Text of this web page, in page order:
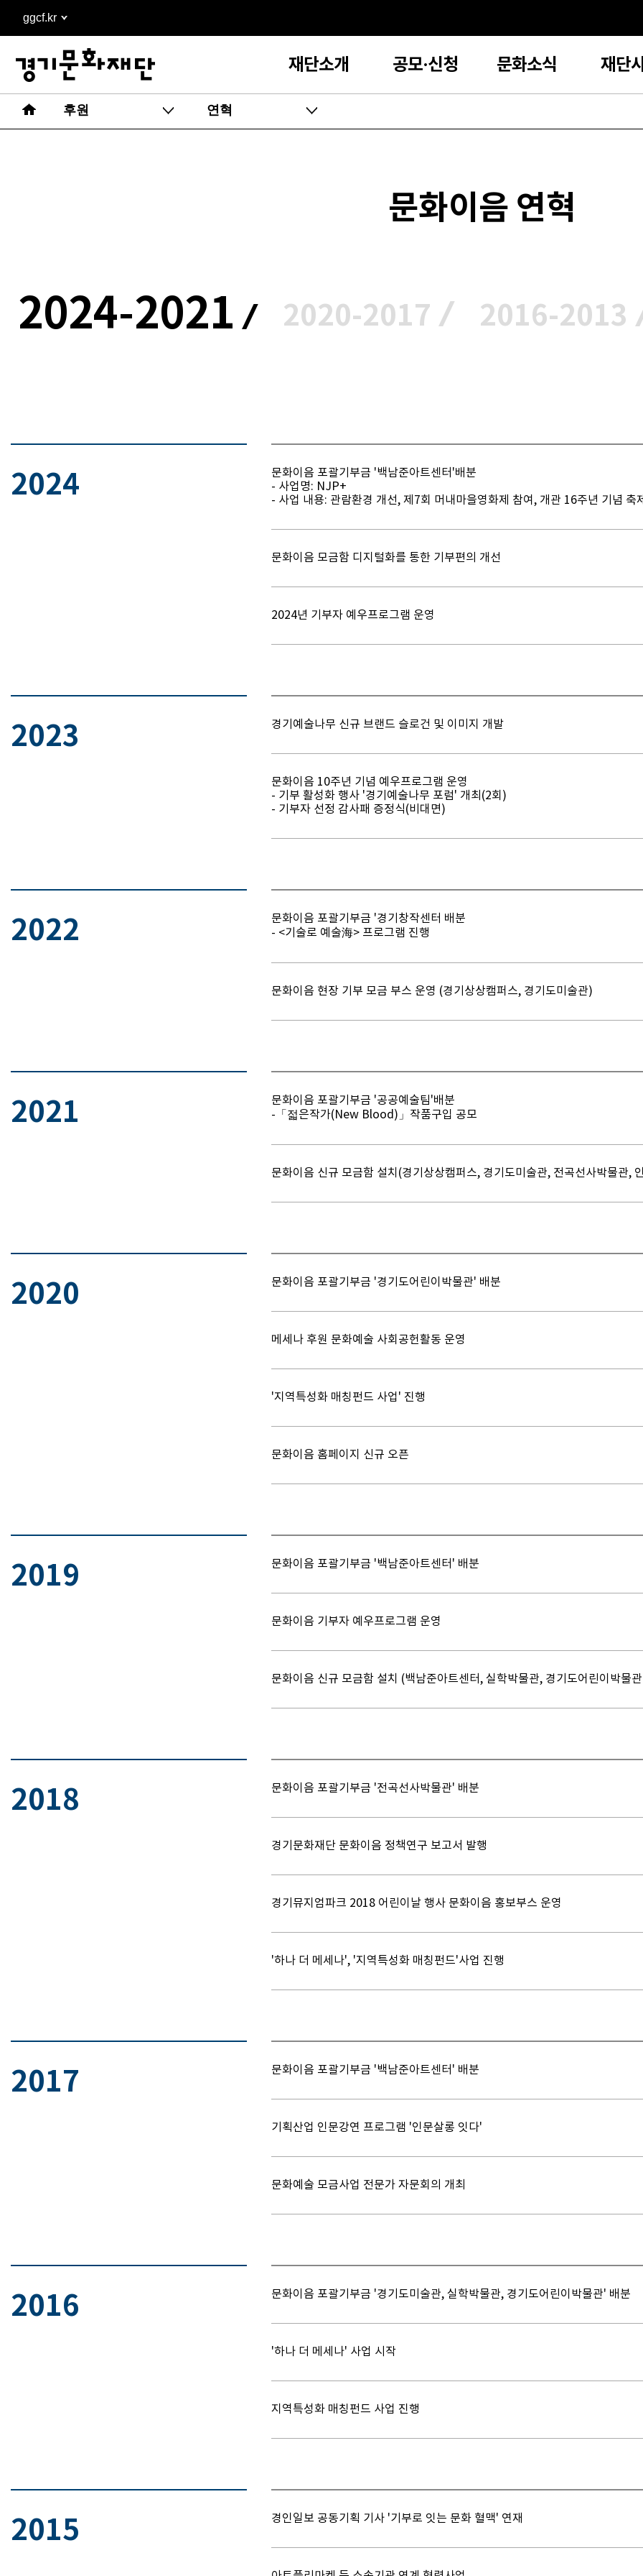
바로가기
ggcf.kr
재단소개 공모·신청 문화소식 재단
후원 연혁
문화이음 연혁
2024-2021 / 2020-2017 / 2016-2013
2024
문화이음 포괄기부금 '백남준아트센터'배분
- 사업명: NJP+
- 사업 내용: 관람환경 개선, 제7회 머내마을영화제 참여, 개관 16주년 기념 축
문화이음 모금함 디지털화를 통한 기부편의 개선
2024년 기부자 예우프로그램 운영
2023 경기예술나무 신규 브랜드 슬로건 및 이미지 개발
문화이음 10주년 기념 예우프로그램 운영
- 기부 활성화 행사 '경기예술나무 포럼' 개최(2회)
- 기부자 선정 감사패 증정식(비대면)
2022
문화이음 포괄기부금 '경기창작센터 배분
- <기술로 예술海> 프로그램 진행
문화이음 현장 기부 모금 부스 운영 (경기상상캠퍼스, 경기도미술관)
2021
문화이음 포괄기부금 '공공예술팀'배분
-「젋은작가(New Blood)」작품구입 공모
문화이음 신규 모금함 설치(경기상상캠퍼스, 경기도미술관, 전곡선사박물관,
2020 문화이음 포괄기부금 '경기도어린이박물관' 배분
메세나 후원 문화예술 사회공헌활동 운영
'지역특성화 매칭펀드 사업' 진행
문화이음 홈페이지 신규 오픈
2019 문화이음 포괄기부금 '백남준아트센터' 배분
문화이음 기부자 예우프로그램 운영
문화이음 신규 모금함 설치 (백남준아트센터, 실학박물관, 경기도어린이박물
2018 문화이음 포괄기부금 '전곡선사박물관' 배분
경기문화재단 문화이음 정책연구 보고서 발행
경기뮤지엄파크 2018 어린이날 행사 문화이음 홍보부스 운영
'하나 더 메세나', '지역특성화 매칭펀드'사업 진행
2017 문화이음 포괄기부금 '백남준아트센터' 배분
기획산업 인문강연 프로그램 '인문살롱 잇다'
문화예술 모금사업 전문가 자문회의 개최
2016 문화이음 포괄기부금 '경기도미술관, 실학박물관, 경기도어린이박물관' 배분
'하나 더 메세나' 사업 시작
지역특성화 매칭펀드 사업 진행
2015 경인일보 공동기획 기사 '기부로 잇는 문화 혈맥' 연재